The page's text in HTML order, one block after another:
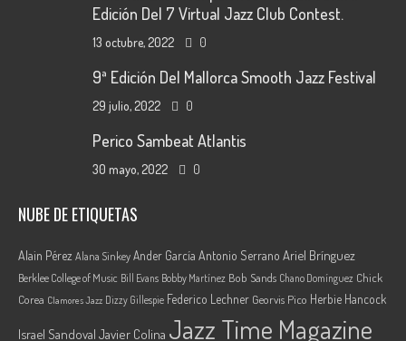
Edición Del 7 Virtual Jazz Club Contest.
13 octubre, 2022 0
9ª Edición Del Mallorca Smooth Jazz Festival
29 julio, 2022 0
Perico Sambeat Atlantis
30 mayo, 2022 0
NUBE DE ETIQUETAS
Alain Pérez Alana SinkeyAnder García Antonio Serrano Ariel Brínguez
Berklee College of Music Bill Evans Bobby Martínez Bob Sands Chano Domínguez Chick
Corea Clamores Jazz Dizzy Gillespie Federico Lechner Georvis Pico Herbie Hancock
Israel Sandoval Javier Colina Jazz Time Magazine